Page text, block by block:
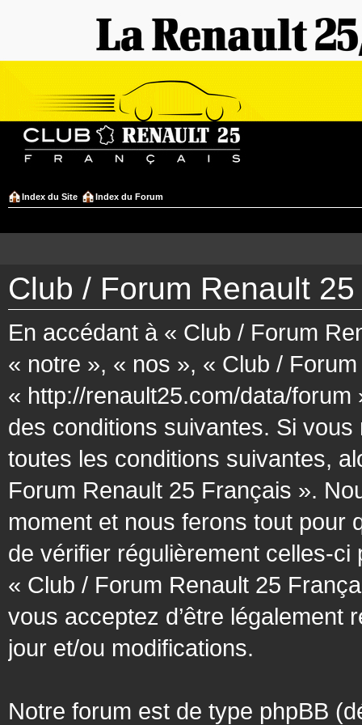
Index du Site Index du Forum
Club / Forum Renault
En accédant à « Club / Forum
« notre », « nos », « Club /
« http://renault25.com/data/
des conditions suivantes. Si vous
toutes les conditions suivantes,
Forum Renault 25 Français ».
moment et nous ferons tout pour
de vérifier régulièrement celles-ci
« Club / Forum Renault 25
vous acceptez d’être légalement
jour et/ou modifications.
Notre forum est de type phpBB